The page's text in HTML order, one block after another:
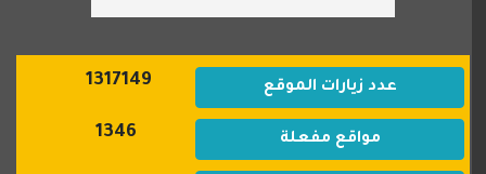
عدد زيارات الموقع 1317149
مواقع مفعلة 1346